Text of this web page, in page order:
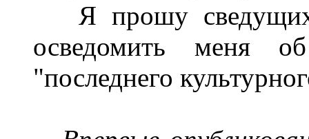
Я прошу сведущих
осведомить меня
"последнего